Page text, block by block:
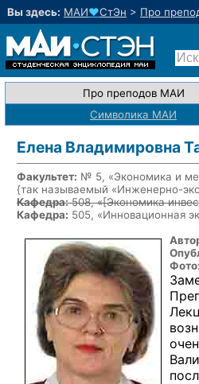
Вы здесь: МАИ♥СтЭн > Про
Про преподов МАИ
Символика МАИ
Елена Владимировна
Факультет: № 5, «Экономика и
{так называемый «Инженерно-
Кафедра:508, «[Экономика
Кафедра: 505, «Инновационная
Фото: